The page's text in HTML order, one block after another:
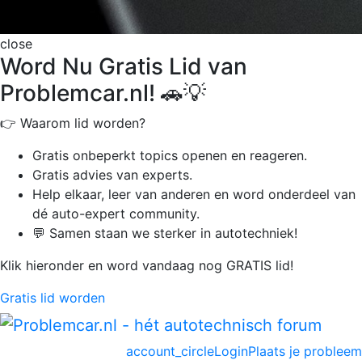
close
Word Nu Gratis Lid van
Problemcar.nl! 🚗💡
👉 Waarom lid worden?
Gratis onbeperkt topics openen en reageren.
Gratis advies van experts.
Help elkaar, leer van anderen en word onderdeel van
dé auto-expert community.
💬 Samen staan we sterker in autotechniek!
Klik hieronder en word vandaag nog GRATIS lid!
Gratis lid worden
Plaats je probleem
account_circleLogin